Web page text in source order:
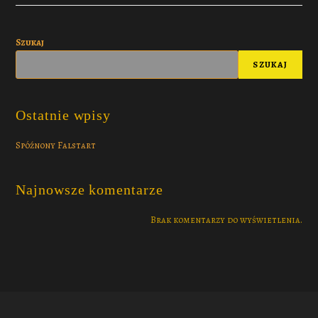
Szukaj
SZUKAJ
Ostatnie wpisy
Spóźnony Falstart
Najnowsze komentarze
Brak komentarzy do wyświetlenia.